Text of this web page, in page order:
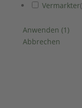
Vermarkter(
Anwenden (1 )
Abbrechen